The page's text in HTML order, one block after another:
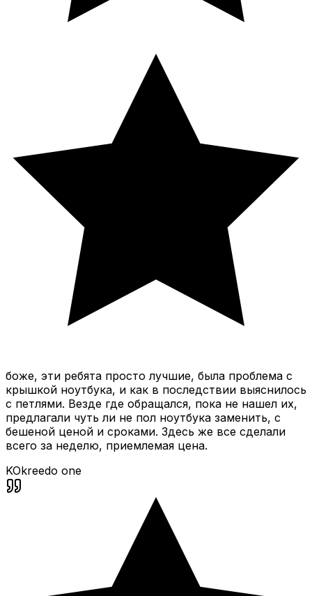
боже, эти ребята просто лучшие, была проблема с
крышкой ноутбука, и как в последствии выяснилось
с петлями. Везде где обращался, пока не нашел их,
предлагали чуть ли не пол ноутбука заменить, с
бешеной ценой и сроками. Здесь же все сделали
всего за неделю, приемлемая цена.
KOkreedo one